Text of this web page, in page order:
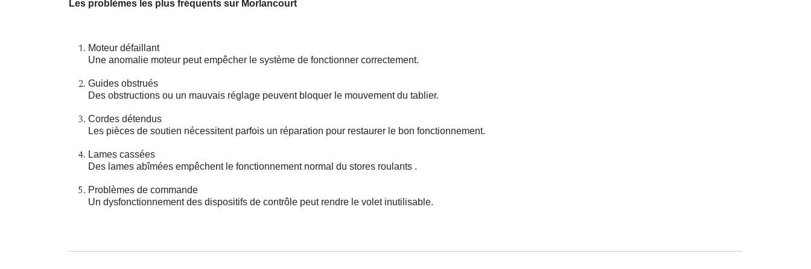
Les problèmes les plus fréquents sur Morlancourt
Moteur défaillant
Une anomalie moteur peut empêcher le système de fonctionner correctement.
Guides obstrués
Des obstructions ou un mauvais réglage peuvent bloquer le mouvement du tablier.
Cordes détendus
Les pièces de soutien nécessitent parfois un réparation pour restaurer le bon fonctionnement.
Lames cassées
Des lames abîmées empêchent le fonctionnement normal du stores roulants .
Problèmes de commande
Un dysfonctionnement des dispositifs de contrôle peut rendre le volet inutilisable.